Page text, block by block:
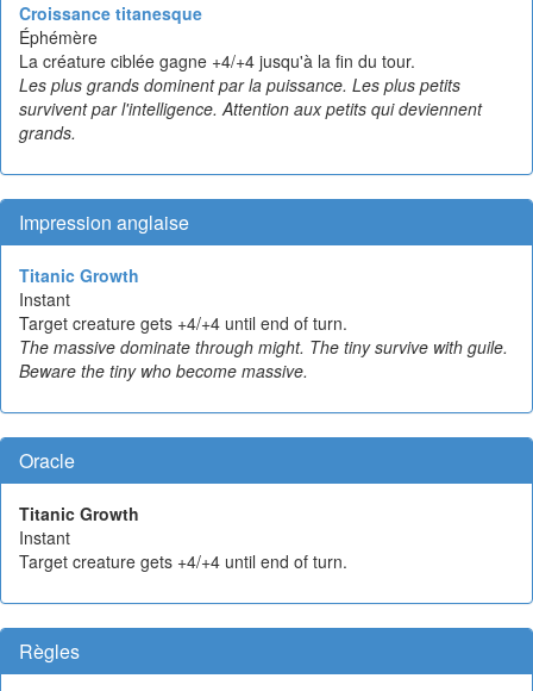
Croissance titanesque
Éphémère
La créature ciblée gagne +4/+4 jusqu'à la fin du tour.
Les plus grands dominent par la puissance. Les plus petits
survivent par l'intelligence. Attention aux petits qui deviennent
grands.
Impression anglaise
Titanic Growth
Instant
Target creature gets +4/+4 until end of turn.
The massive dominate through might. The tiny survive with guile.
Beware the tiny who become massive.
Oracle
Titanic Growth
Instant
Target creature gets +4/+4 until end of turn.
Règles